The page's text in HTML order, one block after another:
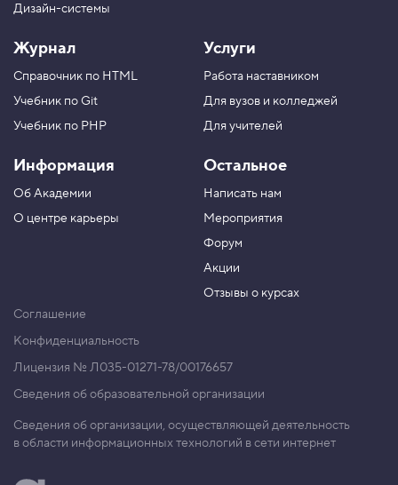
Дизайн-системы
Журнал
Справочник по HTML
Учебник по Git
Учебник по PHP
Информация
Об Академии
О центре карьеры
Услуги
Работа наставником
Для вузов и колледжей
Для учителей
Остальное
Написать нам
Мероприятия
Форум
Акции
Отзывы о курсах
Соглашение
Конфиденциальность
Лицензия № Л035-01271-78/00176657
Сведения об образовательной организации
Сведения об организации, осуществляющей деятельность
в области информационных технологий в сети интернет